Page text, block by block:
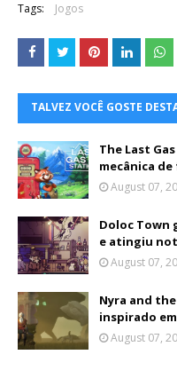
Tags: Jogos
TALVEZ VOCÊ GOSTE
The Last
mecânica
August 07,
Doloc Town
e atingiu
August 07,
Nyra and
inspirado
August 07,